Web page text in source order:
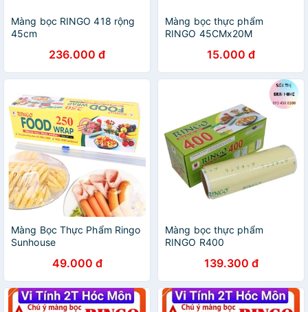
Màng bọc RINGO 418 rộng
45cm
236.000 đ
Màng bọc thực phẩm
RINGO 45CMx20M
15.000 đ
Màng Bọc Thực Phẩm Ringo
Sunhouse
49.000 đ
Màng bọc thực phẩm
RINGO R400
139.300 đ